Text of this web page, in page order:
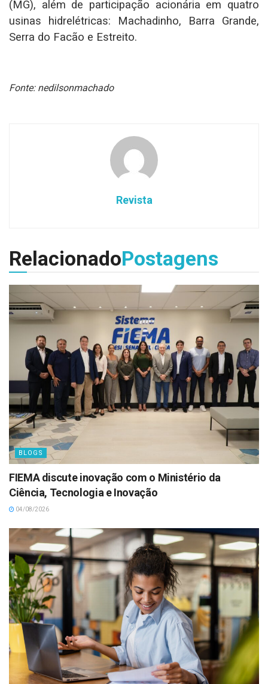
(MG), além de participação acionária em quatro
usinas hidrelétricas: Machadinho, Barra Grande,
Serra do Facão e Estreito.
Fonte: nedilsonmachado
Revista
RelacionadoPostagens
BLOGS
FIEMA discute inovação com o Ministério da
Ciência, Tecnologia e Inovação
04/08/2026